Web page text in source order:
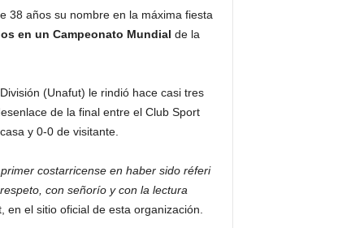
38 años su nombre en la máxima fiesta
en un Campeonato Mundial de la
(Unafut) le rindió hace casi tres
de la final entre el Club Sport
y 0-0 de visitante.
costarricense en haber sido réferi
con señorío y con la lectura
el sitio oficial de esta organización.